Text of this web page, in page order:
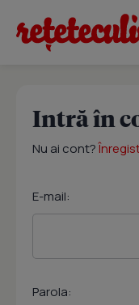
Intră în
Nu ai cont?
E-mail:
Parola: